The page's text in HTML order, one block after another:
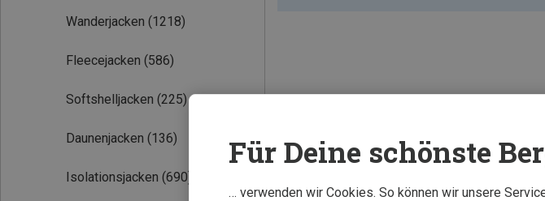
Wanderjacken (1218)
Fleecejacken (586)
Softshelljacken (225)
Daunenjacken (136)
Isolationsjacken (690)
Für Deine schönste
… verwenden wir Cookies. So können wir unsere